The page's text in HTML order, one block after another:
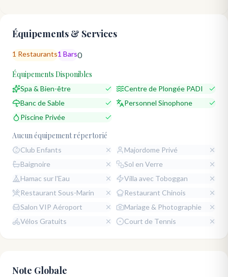
Équipements & Services
1 Restaurants1 Bars0
Équipements Disponibles
Spa & Bien-être
Centre de Plongée PADI
Banc de Sable
Personnel Sinophone
Piscine Privée
Aucun équipement répertorié
Club Enfants
Majordome Privé
Baignoire
Sol en Verre
Hamac sur l'Eau
Villa avec Toboggan
Restaurant Sous-Marin
Restaurant Chinois
Salon VIP Aéroport
Mariage & Photographie
Vélos Gratuits
Court de Tennis
Note Globale